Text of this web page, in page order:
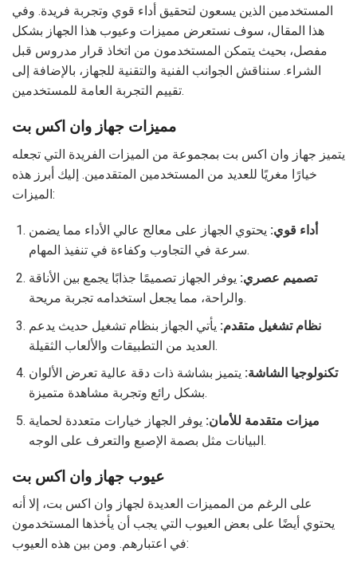
المستخدمين الذين يسعون لتحقيق أداء قوي وتجربة فريدة. وفي
هذا المقال، سوف نستعرض مميزات وعيوب هذا الجهاز بشكل
مفصل، بحيث يتمكن المستخدمون من اتخاذ قرار مدروس قبل
الشراء. سنناقش الجوانب الفنية والتقنية للجهاز، بالإضافة إلى
تقييم التجربة العامة للمستخدمين.
مميزات جهاز وان اكس بت
يتميز جهاز وان اكس بت بمجموعة من الميزات الفريدة التي تجعله
خيارًا مغريًا للعديد من المستخدمين المتقدمين. إليك أبرز هذه
الميزات:
أداء قوي: يحتوي الجهاز على معالج عالي الأداء مما يضمن
سرعة في التجاوب وكفاءة في تنفيذ المهام.
تصميم عصري: يوفر الجهاز تصميمًا جذابًا يجمع بين الأناقة
والراحة، مما يجعل استخدامه تجربة مريحة.
نظام تشغيل متقدم: يأتي الجهاز بنظام تشغيل حديث يدعم
العديد من التطبيقات والألعاب الثقيلة.
تكنولوجيا الشاشة: يتميز بشاشة ذات دقة عالية تعرض الألوان
بشكل رائع وتجربة مشاهدة متميزة.
ميزات متقدمة للأمان: يوفر الجهاز خيارات متعددة لحماية
البيانات مثل بصمة الإصبع والتعرف على الوجه.
عيوب جهاز وان اكس بت
على الرغم من المميزات العديدة لجهاز وان اكس بت، إلا أنه
يحتوي أيضًا على بعض العيوب التي يجب أن يأخذها المستخدمون
في اعتبارهم. ومن بين هذه العيوب: